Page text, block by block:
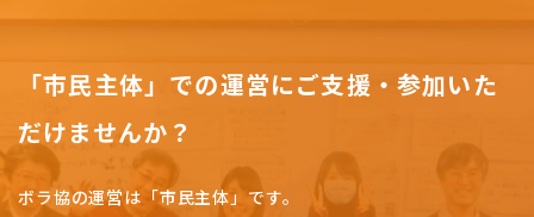
「市民主体」での運営にご支援・参加いた
だけませんか？
ボラ協の運営は「市民主体」です。